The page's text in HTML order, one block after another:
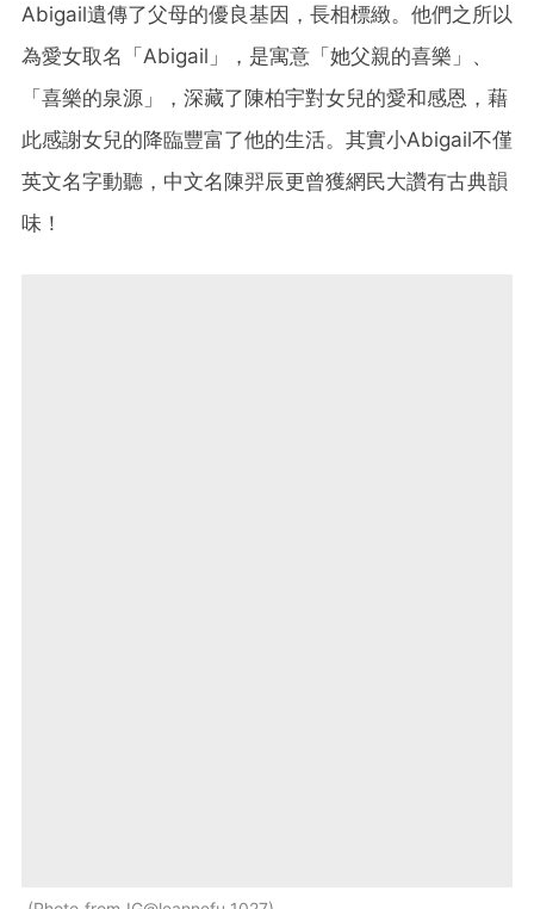
Abigail遺傳了父母的優良基因，長相標緻。他們之所以
為愛女取名「Abigail」，是寓意「她父親的喜樂」、
「喜樂的泉源」，深藏了陳柏宇對女兒的愛和感恩，藉
此感謝女兒的降臨豐富了他的生活。其實小Abigail不僅
英文名字動聽，中文名陳羿辰更曾獲網民大讚有古典韻
味！